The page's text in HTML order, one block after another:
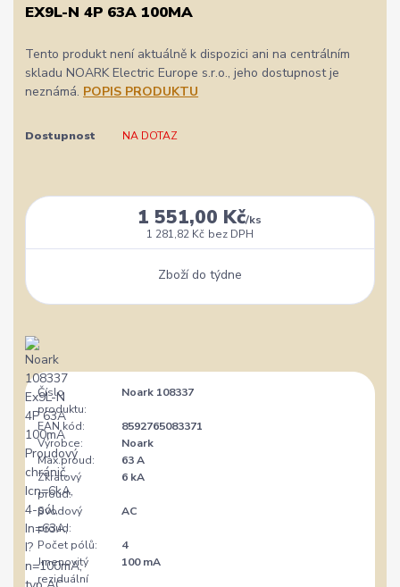
EX9L-N 4P 63A 100MA
Tento produkt není aktuálně k dispozici ani na centrálním
skladu NOARK Electric Europe s.r.o., jeho dostupnost je
neznámá. POPIS PRODUKTU
Dostupnost NA DOTAZ
1 551,00 Kč/ks
1 281,82 Kč bez DPH
Zboží do týdne
Číslo
produktu:
Noark 108337
EAN kód:
8592765083371
Výrobce:
Noark
Max.proud:
63 A
Zkratový
proud:
6 kA
Svodový
proud:
AC
Počet pólů:
4
Jmenovitý
reziduální
100 mA